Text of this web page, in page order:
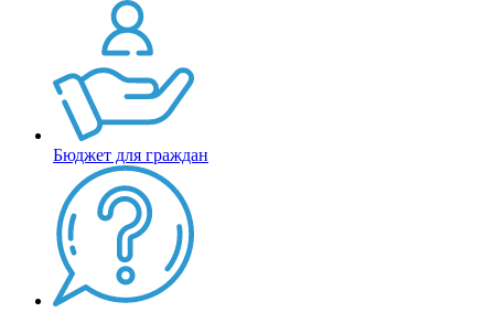
Бюджет для граждан